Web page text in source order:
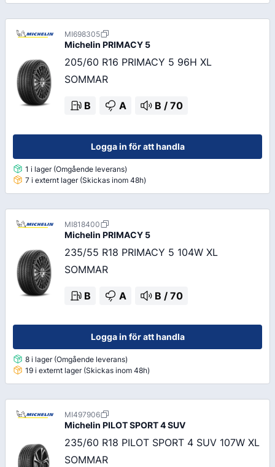
MI698305
Michelin PRIMACY 5
205/60 R16 PRIMACY 5 96H XL
SOMMAR
B A B / 70
Logga in för att handla
1 i lager (Omgående leverans)
7 i externt lager (Skickas inom 48h)
MI818400
Michelin PRIMACY 5
235/55 R18 PRIMACY 5 104W XL
SOMMAR
B A B / 70
Logga in för att handla
8 i lager (Omgående leverans)
19 i externt lager (Skickas inom 48h)
MI497906
Michelin PILOT SPORT 4 SUV
235/60 R18 PILOT SPORT 4 SUV 107W XL
SOMMAR